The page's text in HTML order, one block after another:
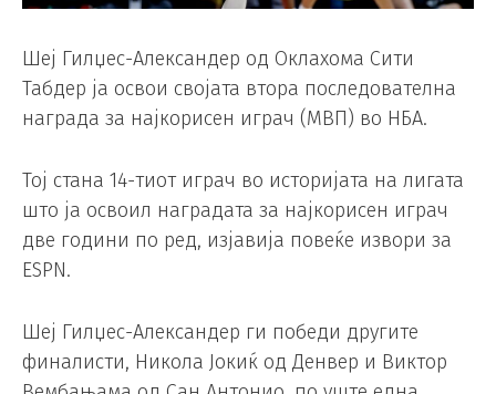
Шеј Гилџес-Александер од Оклахома Сити
Табдер ја освои својата втора последователна
награда за најкорисен играч (MВП) во НБА.
Тој стана 14-тиот играч во историјата на лигата
што ја освоил наградата за најкорисен играч
две години по ред, изјавија повеќе извори за
ESPN.
Шеј Гилџес-Александер ги победи другите
финалисти, Никола Јокиќ од Денвер и Виктор